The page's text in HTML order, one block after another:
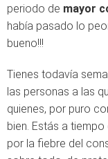
periodo de mayor
había pasado lo
bueno!!!
Tienes todavía
las personas a las
quienes, por puro
bien. Estás a
por la fiebre del